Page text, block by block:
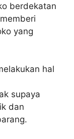
berdekatan
yang
hal
supaya
dan